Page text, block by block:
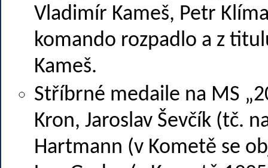
Vladimír Kameš, Petr
komando rozpadlo a z
Kameš.
Stříbrné medaile na MS
Kron, Jaroslav Ševčík (tč.
Hartmann (v Kometě se